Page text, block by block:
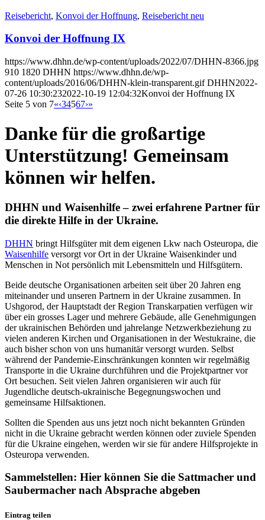
Reisebericht, Konvoi der Hoffnung, Reisebericht neu
Konvoi der Hoffnung IX
https://www.dhhn.de/wp-content/uploads/2022/07/DHHN-8366.jpg
910 1820 DHHN https://www.dhhn.de/wp-
content/uploads/2016/06/DHHN-klein-transparent.gif DHHN2022-
07-26 10:30:232022-10-19 12:04:32Konvoi der Hoffnung IX
Seite 5 von 7«‹34567›»
Danke für die großartige
Unterstützung! Gemeinsam
können wir helfen.
DHHN und Waisenhilfe – zwei erfahrene Partner für
die direkte Hilfe in der Ukraine.
DHHN bringt Hilfsgüter mit dem eigenen Lkw nach Osteuropa, die
Waisenhilfe versorgt vor Ort in der Ukraine Waisenkinder und
Menschen in Not persönlich mit Lebensmitteln und Hilfsgütern.
Beide deutsche Organisationen arbeiten seit über 20 Jahren eng
miteinander und unseren Partnern in der Ukraine zusammen. In
Ushgorod, der Hauptstadt der Region Transkarpatien verfügen wir
über ein grosses Lager und mehrere Gebäude, alle Genehmigungen
der ukrainischen Behörden und jahrelange Netzwerkbeziehung zu
vielen anderen Kirchen und Organisationen in der Westukraine, die
auch bisher schon von uns humanitär versorgt wurden. Selbst
während der Pandemie-Einschränkungen konnten wir regelmäßig
Transporte in die Ukraine durchführen und die Projektpartner vor
Ort besuchen. Seit vielen Jahren organisieren wir auch für
Jugendliche deutsch-ukrainische Begegnungswochen und
gemeinsame Hilfsaktionen.
Sollten die Spenden aus uns jetzt noch nicht bekannten Gründen
nicht in die Ukraine gebracht werden können oder zuviele Spenden
für die Ukraine eingehen, werden wir sie für andere Hilfsprojekte in
Osteuropa verwenden.
Sammelstellen: Hier können Sie die Sattmacher und
Saubermacher nach Absprache abgeben
Eintrag teilen